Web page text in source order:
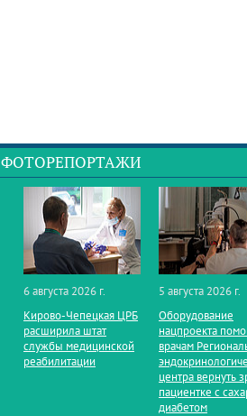
ФОТОРЕПОРТАЖИ
6 августа 2026 г.
Кирово‑Чепецкая ЦРБ
расширила штат
службы медицинской
реабилитации
5 августа 2026 г.
Оборудование
нацпроекта
врачам
центра вернуть
пациентке с
диабетом